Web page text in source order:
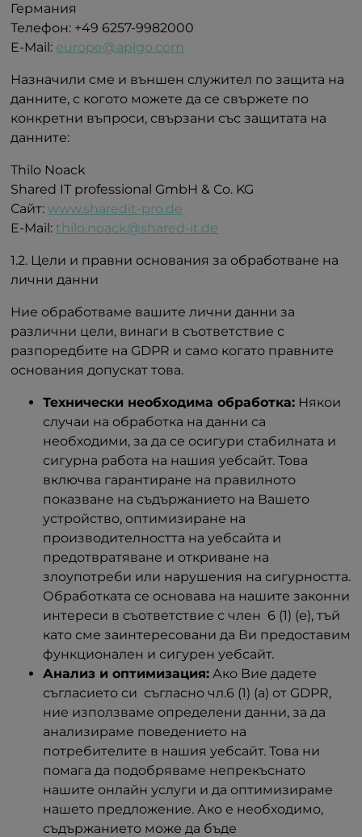
Германия
Телефон: +49 6257-9982000
E-Mail: europe@aplgo.com
Назначили сме и външен служител по защита на
данните, с когото можете да се свържете по
конкретни въпроси, свързани със защитата на
данните:
Thilo Noack
Shared IT professional GmbH & Co. KG
Сайт:www.sharedit-pro.de
E-Mail:thilo.noack@shared-it.de
1.2. Цели и правни основания за обработване на
лични данни
Ние обработваме вашите лични данни за
различни цели, винаги в съответствие с
разпоредбите на GDPR и само когато правните
основания допускат това.
Технически необходима обработка: Някои
случаи на обработка на данни са
необходими, за да се осигури стабилната и
сигурна работа на нашия уебсайт. Това
включва гарантиране на правилното
показване на съдържанието на Вашето
устройство, оптимизиране на
производителността на уебсайта и
предотвратяване и откриване на
злоупотреби или нарушения на сигурността.
Обработката се основава на нашите законни
интереси в съответствие с член 6 (1) (е), тъй
като сме заинтересовани да Ви предоставим
функционален и сигурен уебсайт.
Анализ и оптимизация: Ако Вие дадете
съгласието си съгласно чл.6 (1) (а) от GDPR,
ние използваме определени данни, за да
анализираме поведението на
потребителите в нашия уебсайт. Това ни
помага да подобряваме непрекъснато
нашите онлайн услуги и да оптимизираме
нашето предложение. Ако е необходимо,
съдържанието може да бъде